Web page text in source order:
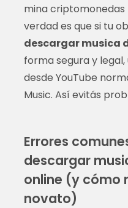
mina criptomonedas
verdad es que si tu
descargar musica
forma segura y
desde YouTube
Music. Así evitás
Errores
descargar
online (y cómo
novato)